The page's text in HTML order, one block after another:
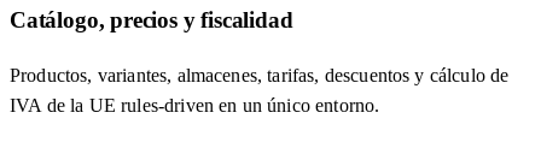
Catálogo, precios y fiscalidad
Productos, variantes, almacenes, tarifas, descuentos y cálculo de
IVA de la UE rules-driven en un único entorno.